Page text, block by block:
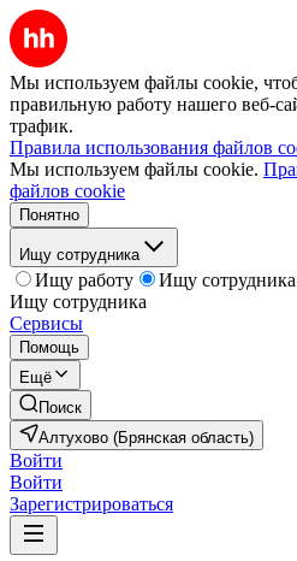
Мы используем файлы cookie,
правильную работу нашего веб-
трафик.
Правила использования файлов
Мы используем файлы cookie.
файлов cookie
Понятно
Ищу сотрудника
Ищу работу
Ищу сотрудника
Ищу сотрудника
Сервисы
Помощь
Ещё
Поиск
Алтухово (Брянская область)
Войти
Войти
Зарегистрироваться